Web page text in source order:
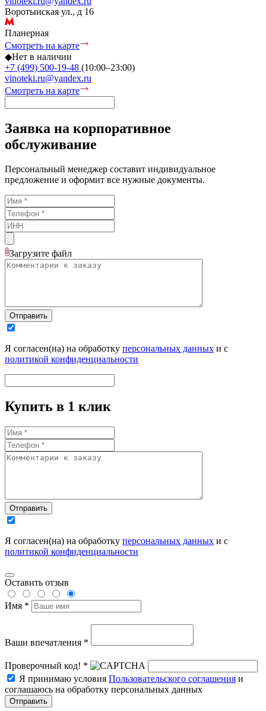
Воротынская ул., д 16
Планерная
Смотреть на карте
◆Нет в наличии
+7 (499) 500-19-48 (10:00–23:00)
vinoteki.ru@yandex.ru
Смотреть на карте
Заявка на корпоративное
обслуживание
Персональный менеджер составит индивидуальное
предложение и оформит все нужные документы.
Загрузите файл
Отправить
Я согласен(на) на обработку персональных данных и с
политикой конфиденциальности
Купить в 1 клик
Отправить
Я согласен(на) на обработку персональных данных и с
политикой конфиденциальности
Оставить отзыв
Имя *
Ваши впечатления *
Проверочный код! *
Я принимаю условия Пользовательского соглашения и
соглашаюсь на обработку персональных данных
Отправить